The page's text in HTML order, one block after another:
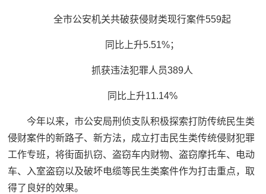
全市公安机关共破获侵财类现行案件559起
同比上升5.51%；
抓获违法犯罪人员389人
同比上升11.14%
今年以来，市公安局刑侦支队积极探索打防传统民生类
侵财案件的新路子、新方法，成立打击民生类传统侵财犯罪
工作专班，将街面扒窃、盗窃车内财物、盗窃摩托车、电动
车、入室盗窃以及破坏电缆等民生类案件作为打击重点，取
得了良好的效果。